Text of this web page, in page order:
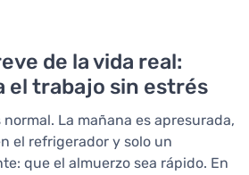
de la vida real:
el trabajo sin estrés
La mañana es apresurada,
el refrigerador y solo un
que el almuerzo sea rápido. En